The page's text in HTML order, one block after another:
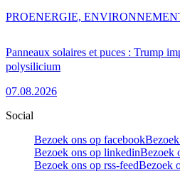
Panneaux solaires et puces : Trump
polysilicium
07.08.2026
PROENERGIE,
Social
Bezoek ons op facebook
Bezoek ons op linkedinBezoek
Bezoek ons op rss-feedBezoek